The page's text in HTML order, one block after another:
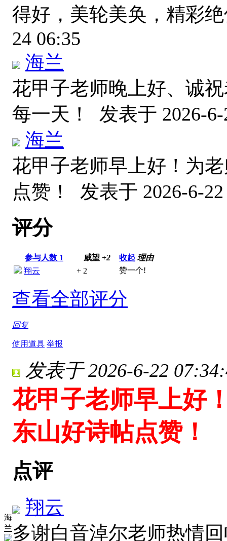
得好，美轮美奂，精彩
24 06:35
海兰
花甲子老师晚上好、诚
每一天！ 发表于 2026-6-
海兰
花甲子老师早上好！为
点赞！ 发表于 2026-6-
评分
参与人数 1 威望 +2 收起 理由
翔云
+ 2 赞一个!
查看全部评分
回复
使用道具 举报
海
兰
发表于 2026-6-22
花甲子老师早上好
东山好诗帖点赞！
点评
翔云
多谢白音淖尔老师热情